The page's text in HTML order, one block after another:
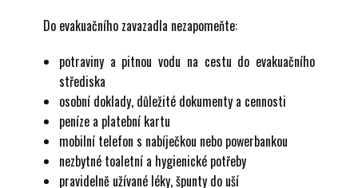
Do evakuačního zavazadla nezapomeňte:
potraviny a pitnou vodu na cestu do evakuačního
střediska
osobní doklady, důležité dokumenty a cennosti
peníze a platební kartu
mobilní telefon s nabíječkou nebo powerbankou
nezbytné toaletní a hygienické potřeby
pravidelně užívané léky, špunty do uší